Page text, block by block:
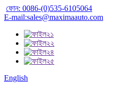
ফোন: 0086-(0)535-6105064
E-mail:sales@maximaauto.com
English